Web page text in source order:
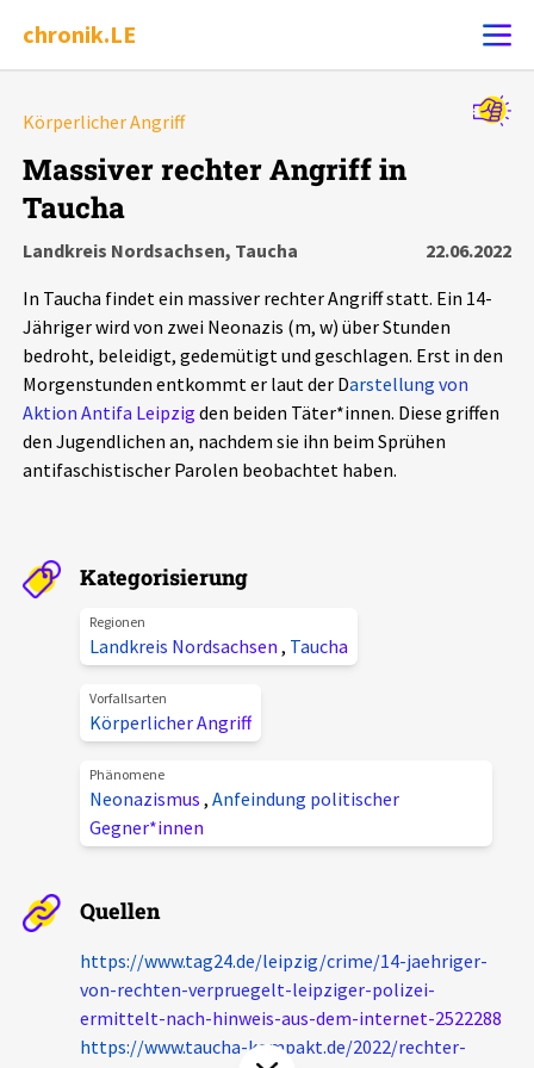
chronik.LE
Chronik
Leipziger Zustände
Schlaglichter
Aktuelles
Alle Beiträge
Veranstaltungen
Pressemitteilungen
Podcasts
Über uns
Projektbeschreibung
Kontakt
Unterstützer_innen
Spenden
chronik.LE in der Presse
Körperlicher Angriff
Massiver rechter Angriff in
Taucha
Landkreis Nordsachsen, Taucha
22.06.2022
In Taucha findet ein massiver rechter Angriff statt. Ein 14-
Jähriger wird von zwei Neonazis (m, w) über Stunden
bedroht, beleidigt, gedemütigt und geschlagen. Erst in den
Morgenstunden entkommt er laut der Darstellung von
Aktion Antifa Leipzig den beiden Täter*innen. Diese griffen
den Jugendlichen an, nachdem sie ihn beim Sprühen
antifaschistischer Parolen beobachtet haben.
Kategorisierung
Regionen
Landkreis Nordsachsen , Taucha
Vorfallsarten
Körperlicher Angriff
Phänomene
Neonazismus , Anfeindung politischer
Gegner*innen
Quellen
https://www.tag24.de/leipzig/crime/14-jaehriger-
von-rechten-verpruegelt-leipziger-polizei-
ermittelt-nach-hinweis-aus-dem-internet-2522288
https://www.taucha-kompakt.de/2022/rechter-
Alle Ereignisse
Ereignisse
Ereignisse